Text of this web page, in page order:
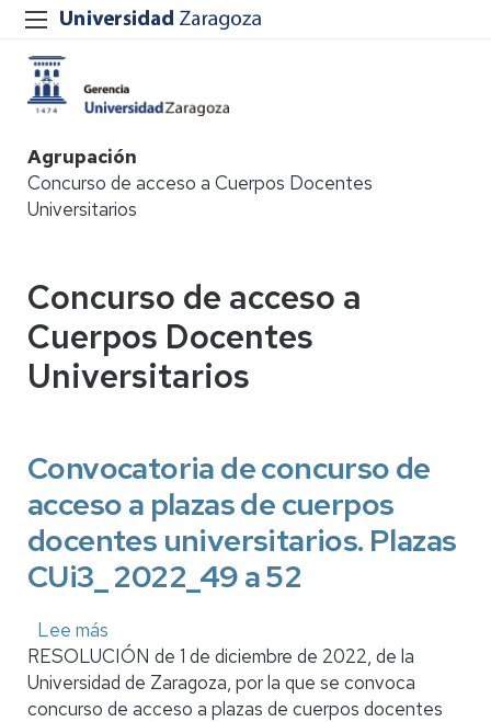
Agrupación
Concurso de acceso a Cuerpos Docentes
Universitarios
Concurso de acceso a
Cuerpos Docentes
Universitarios
Convocatoria de concurso de
acceso a plazas de cuerpos
docentes universitarios. Plazas
CUi3_ 2022_49 a 52
Lee más
Convocatoria
de
concurso
RESOLUCIÓN de 1 de diciembre de 2022, de la
Universidad de Zaragoza, por la que se convoca
concurso de acceso a plazas de cuerpos docentes